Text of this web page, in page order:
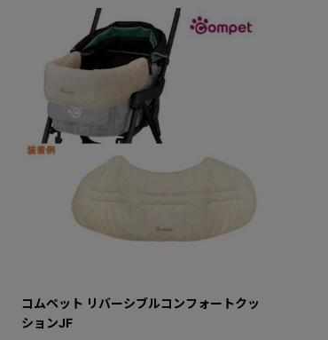
コムペット リバーシブルコンフォートクッ
ションJF